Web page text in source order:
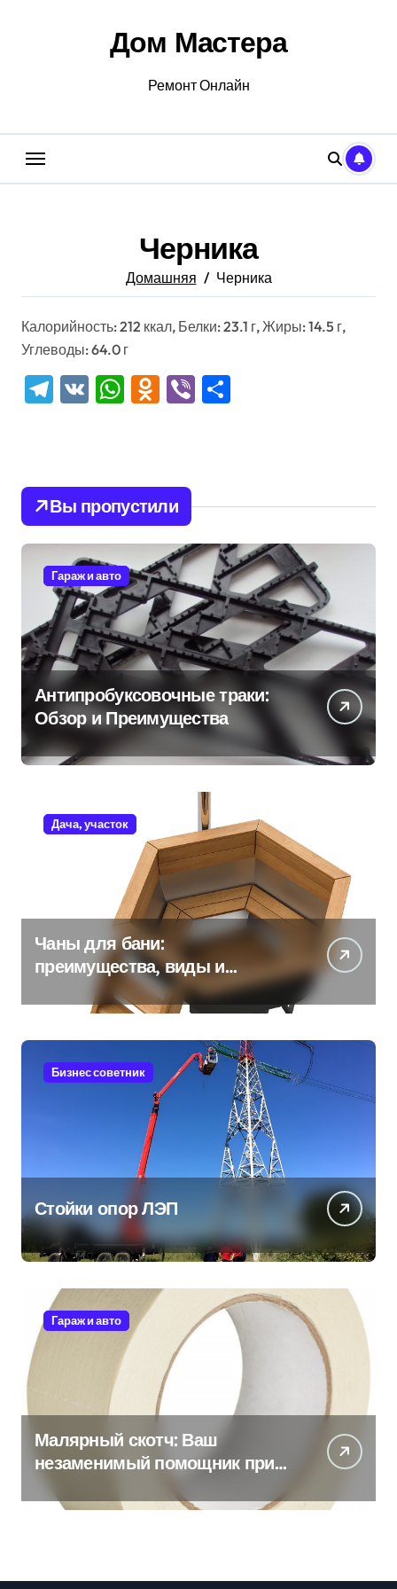
Дом Мастера
Ремонт Онлайн
Черника
Домашняя Черника
Калорийность: 212 ккал, Белки: 23.1 г, Жиры: 14.5 г,
Углеводы: 64.0 г
Telegram
VK WhatsApp
Odnoklassniki
Viber
Вы пропустили
Гараж и авто
Антипробуксовочные траки:
Обзор и Преимущества
Дача, участок
Чаны для бани:
преимущества, виды и
особенности использования
Бизнес советник
Стойки опор ЛЭП
Гараж и авто
Малярный скотч: Ваш
незаменимый помощник при